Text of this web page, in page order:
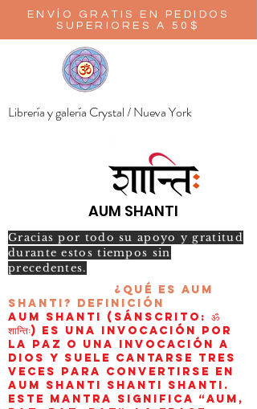
ENVÍO GRATIS EN PEDIDOS
SUPERIORES A 50$
Librería y galería Crystal / Nueva York
AUM SHANTI
Gracias por todo su apoyo y gratitud
durante estos tiempos sin
precedentes.
¿Qué es AUM
Shanti? Definición
AUM Shanti (sánscrito: ॐ
शान्तिः) es una invocación por
la paz o una invocación a
Dios y suele cantarse tres
veces para convertirse en
aum shanti shanti shanti.
Este mantra significa “AUM,